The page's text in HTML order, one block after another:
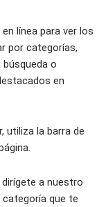
línea para ver los
por categorías,
o
en
utiliza la barra de
a nuestro
categoría que te